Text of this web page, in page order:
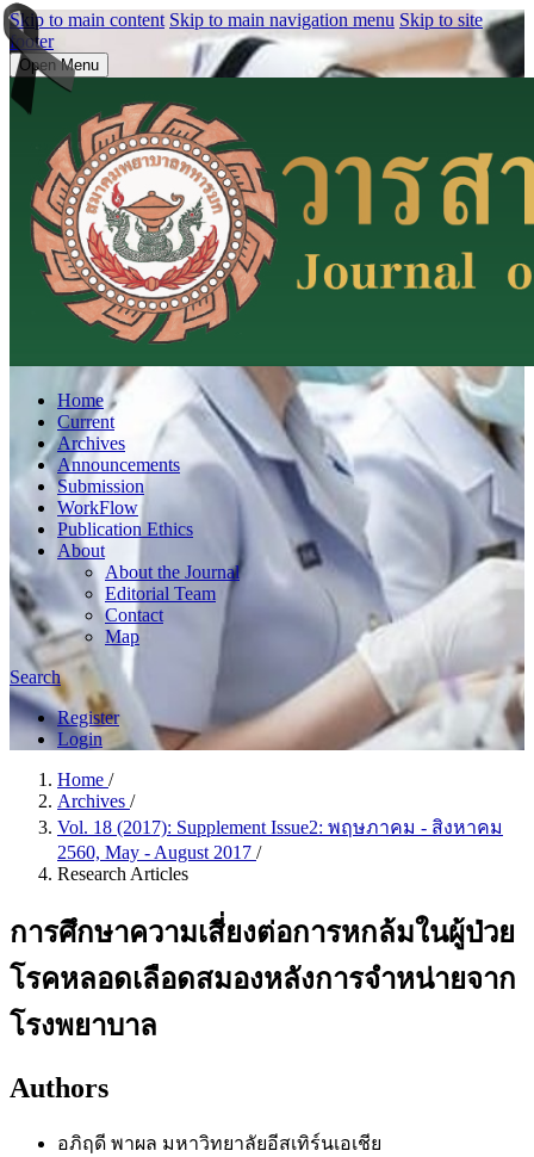
Skip to main content Skip to main navigation menu Skip to site
footer
Open Menu
Home
Current
Archives
Announcements
Submission
WorkFlow
Publication Ethics
About
About the Journal
Editorial Team
Contact
Map
Search
Register
Login
Home /
Archives /
Vol. 18 (2017): Supplement Issue2: พฤษภาคม - สิงหาคม
2560, May - August 2017 /
Research Articles
การศึกษาความเสี่ยงต่อการหกล้มในผู้ป่วย
โรคหลอดเลือดสมองหลังการจำหน่ายจาก
โรงพยาบาล
Authors
อภิฤดี พาผล มหาวิทยาลัยอีสเทิร์นเอเชีย